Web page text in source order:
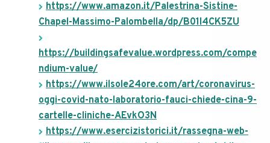
https://www.amazon.it/Palestrina-Sistine-
Chapel-Massimo-Palombella/dp/B01I4CK5ZU
https://buildingsafevalue.wordpress.com/compe
ndium-value/
https://www.ilsole24ore.com/art/coronavirus-
oggi-covid-nato-laboratorio-fauci-chiede-cina-9-
cartelle-cliniche-AEvkO3N
https://www.esercizistorici.it/rassegna-web-